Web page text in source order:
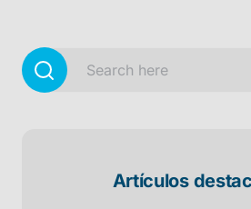
Artículos